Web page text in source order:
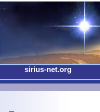
sirius-net.org